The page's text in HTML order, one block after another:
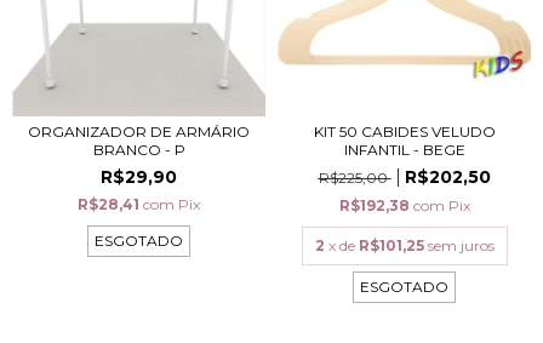
ORGANIZADOR DE ARMÁRIO
BRANCO - P
R$29,90
R$28,41 com Pix
ESGOTADO
KIT 50 CABIDES VELUDO
INFANTIL - BEGE
R$225,00
R$202,50
R$192,38 com Pix
2 x de R$101,25 sem juros
ESGOTADO